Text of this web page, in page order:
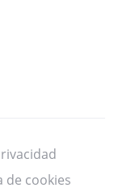
de cookies